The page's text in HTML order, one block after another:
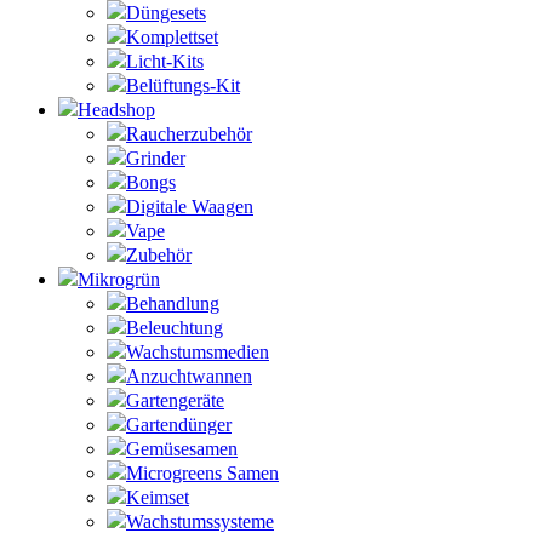
Düngesets
Komplettset
Licht-Kits
Belüftungs-Kit
Headshop
Raucherzubehör
Grinder
Bongs
Digitale Waagen
Vape
Zubehör
Mikrogrün
Behandlung
Beleuchtung
Wachstumsmedien
Anzuchtwannen
Gartengeräte
Gartendünger
Gemüsesamen
Microgreens Samen
Keimset
Wachstumssysteme